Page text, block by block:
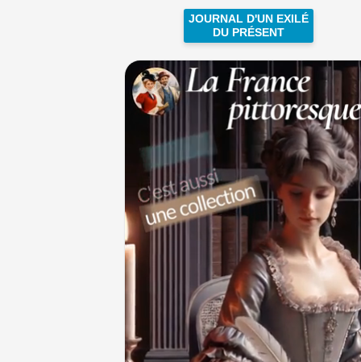
JOURNAL D'UN EXILÉ
DU PRÉSENT